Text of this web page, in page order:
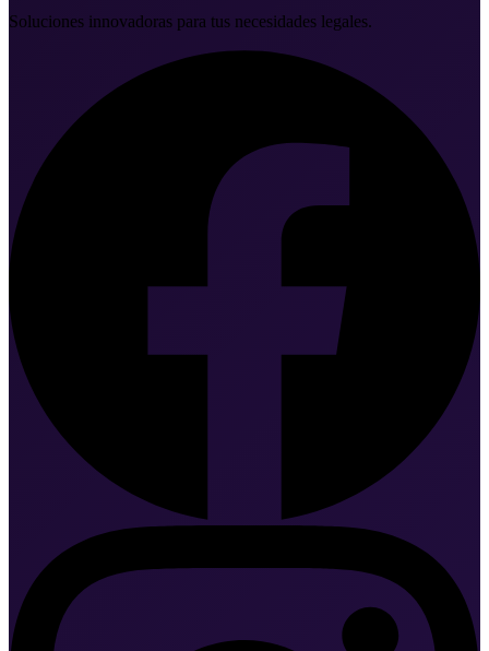
Soluciones innovadoras para tus necesidades legales.